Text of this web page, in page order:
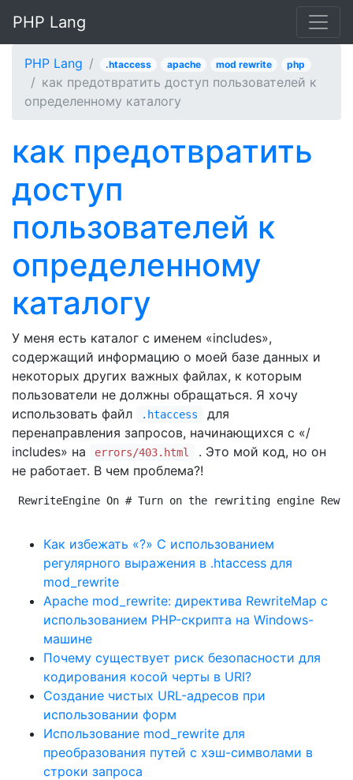
PHP Lang
PHP Lang .htaccess apache mod rewrite php
как предотвратить доступ пользователей к
определенному каталогу
как предотвратить
доступ
пользователей к
определенному
каталогу
У меня есть каталог с именем «includes»,
содержащий информацию о моей базе данных и
некоторых других важных файлах, к которым
пользователи не должны обращаться. Я хочу
использовать файл
.htaccess
для
перенаправления запросов, начинающихся с «/
includes» на
errors/403.html
. Это мой код, но он
не работает. В чем проблема?!
RewriteEngine On # Turn on the rewriting engine
Как избежать «?» С использованием
регулярного выражения в .htaccess для
mod_rewrite
Apache mod_rewrite: директива RewriteMap с
использованием PHP-скрипта на Windows-
машине
Почему существует риск безопасности для
кодирования косой черты в URI?
Создание чистых URL-адресов при
использовании форм
Использование mod_rewrite для
преобразования путей с хэш-символами в
строки запроса